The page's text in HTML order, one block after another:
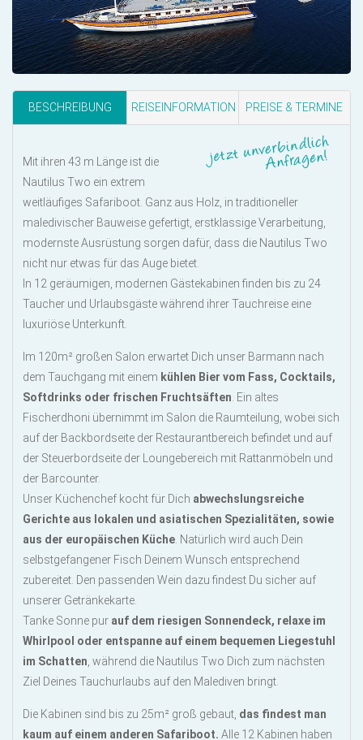
BESCHREIBUNG REISEINFORMATION PREISE & TERMINE
Mit ihren 43 m Länge ist die
Nautilus Two ein extrem
weitläufiges Safariboot. Ganz aus Holz, in traditioneller
maledivischer Bauweise gefertigt, erstklassige Verarbeitung,
modernste Ausrüstung sorgen dafür, dass die Nautilus Two
nicht nur etwas für das Auge bietet.
In 12 geräumigen, modernen Gästekabinen finden bis zu 24
Taucher und Urlaubsgäste während ihrer Tauchreise eine
luxuriöse Unterkunft.
Im 120m² großen Salon erwartet Dich unser Barmann nach
dem Tauchgang mit einem kühlen Bier vom Fass, Cocktails,
Softdrinks oder frischen Fruchtsäften . Ein altes
Fischerdhoni übernimmt im Salon die Raumteilung, wobei sich
auf der Backbordseite der Restaurantbereich befindet und auf
der Steuerbordseite der Loungebereich mit Rattanmöbeln und
der Barcounter.
Unser Küchenchef kocht für Dich abwechslungsreiche
Gerichte aus lokalen und asiatischen Spezialitäten, sowie
aus der europäischen Küche . Natürlich wird auch Dein
selbstgefangener Fisch Deinem Wunsch entsprechend
zubereitet. Den passenden Wein dazu findest Du sicher auf
unserer Getränkekarte.
Tanke Sonne pur auf dem riesigen Sonnendeck, relaxe im
Whirlpool oder entspanne auf einem bequemen Liegestuhl
im Schatten , während die Nautilus Two Dich zum nächsten
Ziel Deines Tauchurlaubs auf den Malediven bringt.
Die Kabinen sind bis zu 25m² groß gebaut, das findest man
kaum auf einem anderen Safariboot. Alle 12 Kabinen haben